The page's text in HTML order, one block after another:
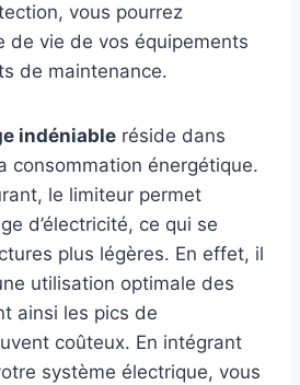
vous pourrez
de vie de vos équipements
de maintenance.
indéniable réside dans
consommation énergétique.
le limiteur permet
d’électricité, ce qui se
plus légères. En effet, il
utilisation optimale des
ainsi les pics de
coûteux. En intégrant
système électrique, vous